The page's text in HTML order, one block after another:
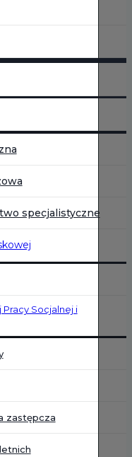
specjalistyczne
Socjalnej i
zastępcza